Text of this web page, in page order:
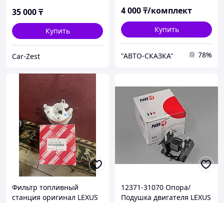
35 000₸
Купить
Car-Zest
4 000₸/комплект
Купить
"АВТО-СКАЗКА" 78%
Фильтр топливный
станция оригинал LEXUS
12371-31070 Опора/
Подушка двигателя LEXUS